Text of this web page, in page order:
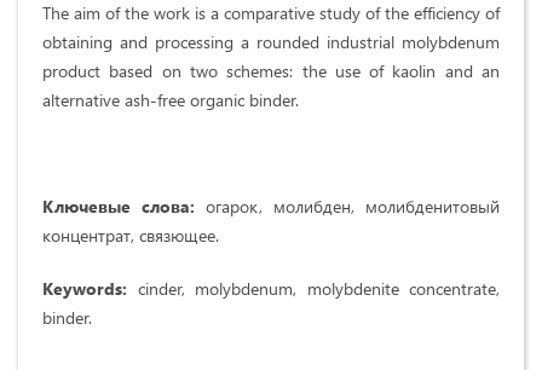
The aim of the work is a comparative study of the efficiency of
obtaining and processing a rounded industrial molybdenum
product based on two schemes: the use of kaolin and an
alternative ash-free organic binder.
Ключевые слова: огарок, молибден, молибденитовый
концентрат, связющее.
Keywords: cinder, molybdenum, molybdenite concentrate,
binder.